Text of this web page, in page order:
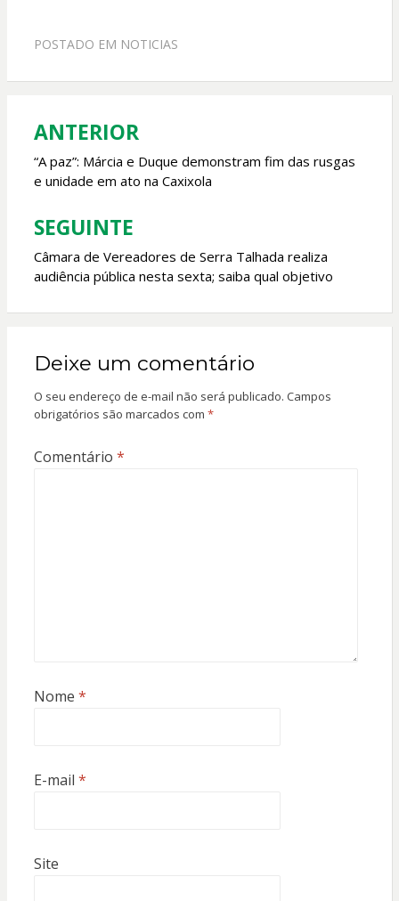
e
o
k
A
p
POSTADO EM NOTICIAS
Navegação
de
Post
ANTERIOR
“A paz”: Márcia e Duque demonstram fim das rusgas
e unidade em ato na Caxixola
SEGUINTE
Câmara de Vereadores de Serra Talhada realiza
audiência pública nesta sexta; saiba qual objetivo
Deixe um comentário
O seu endereço de e-mail não será publicado. Campos
obrigatórios são marcados com *
Comentário *
Nome *
E-mail *
Site